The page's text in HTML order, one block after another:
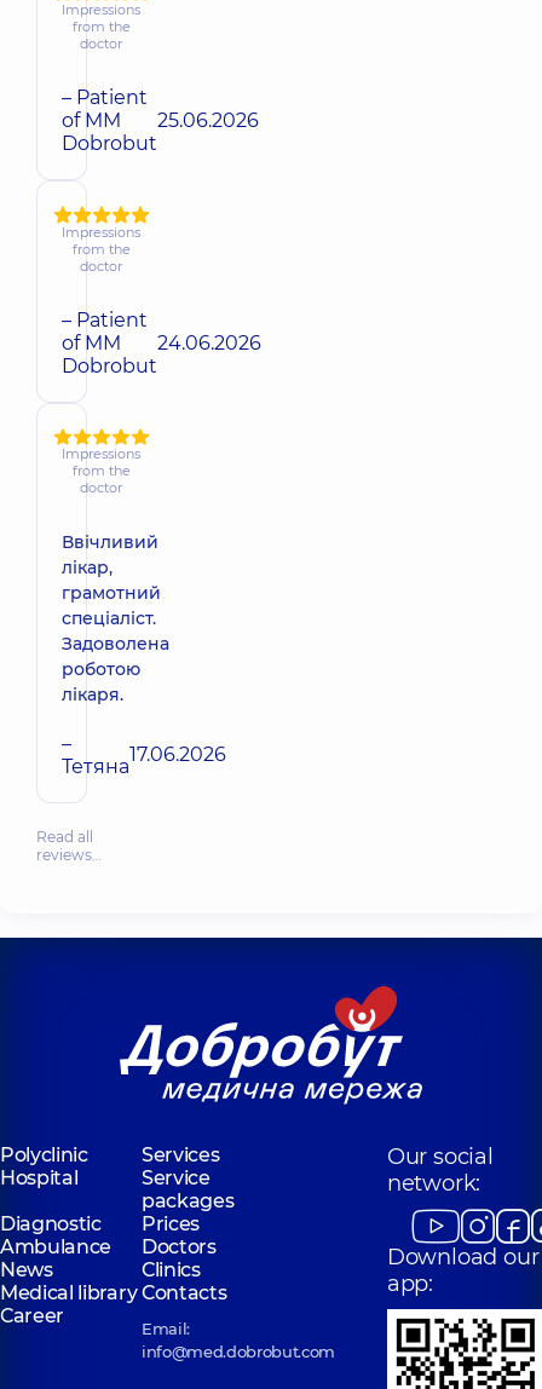
Impressions
from the
doctor
– Patient
of MM
Dobrobut
25.06.2026
Impressions
from the
doctor
– Patient
of MM
Dobrobut
24.06.2026
Impressions
from the
doctor
Ввічливий
лікар,
грамотний
спеціаліст.
Задоволена
роботою
лікаря.
–
Тетяна17.06.2026
Read all
reviews…
Polyclinic
Services
Hospital
Service
packages
Diagnostic
Prices
Ambulance
Doctors
News
Clinics
Medical libraryContacts
Career
Email:
info@med.dobrobut.com
Our social
network:
Download our
app: